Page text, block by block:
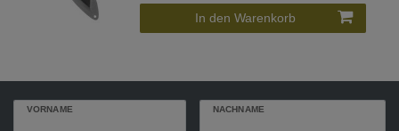
In den Warenkorb
VORNAME NACHNAME